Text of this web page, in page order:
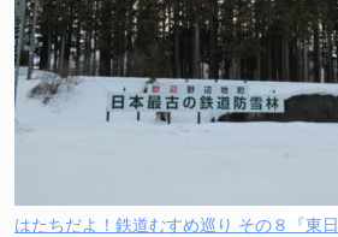
はたちだよ！鉄道むすめ巡り その８『東